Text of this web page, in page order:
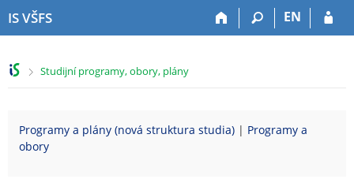
IS VŠFS EN
>
Studijní programy, obory, plány
Programy a plány (nová struktura studia) | Programy a
obory